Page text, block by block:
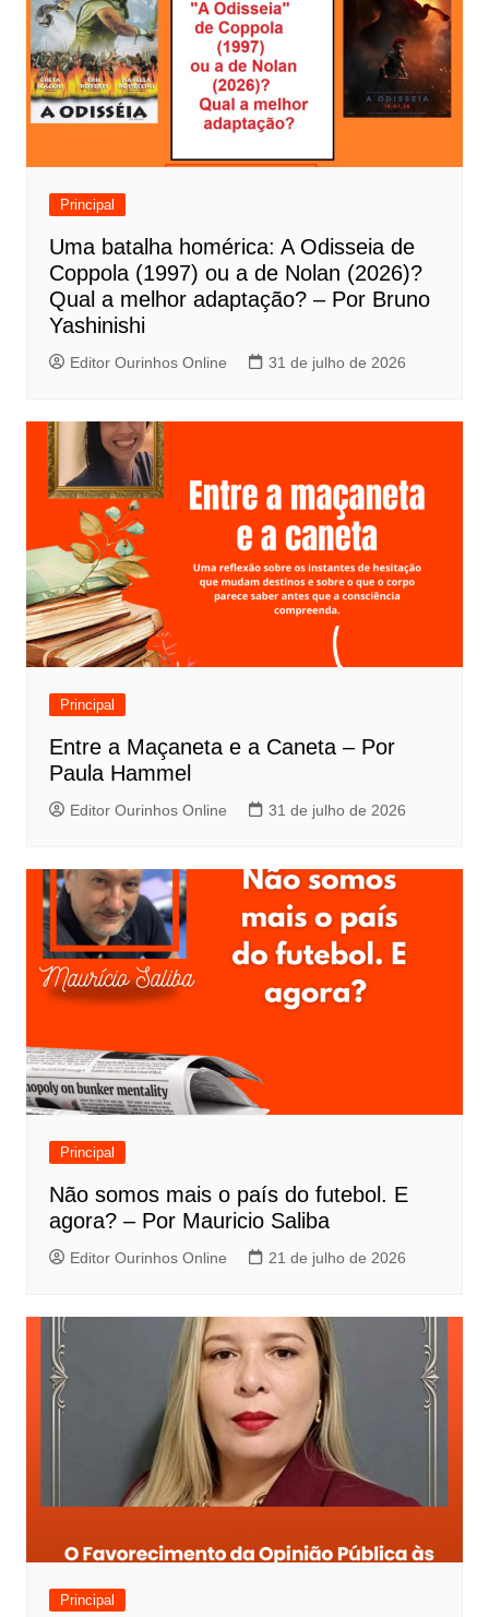
a
ç
ã
o
d
Principal
Uma batalha homérica: A Odisseia de
Coppola (1997) ou a de Nolan (2026)?
Qual a melhor adaptação? – Por Bruno
Yashinishi
Editor Ourinhos Online 31 de julho de 2026
Principal
Entre a Maçaneta e a Caneta – Por
Paula Hammel
Editor Ourinhos Online 31 de julho de 2026
Principal
Não somos mais o país do futebol. E
agora? – Por Mauricio Saliba
Editor Ourinhos Online 21 de julho de 2026
Principal